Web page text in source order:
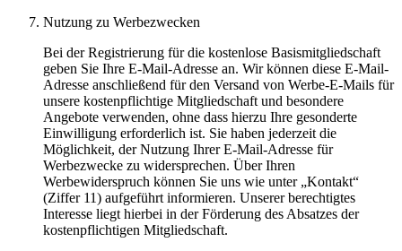
Nutzung zu Werbezwecken
Bei der Registrierung für die kostenlose Basismitgliedschaft
geben Sie Ihre E-Mail-Adresse an. Wir können diese E-Mail-
Adresse anschließend für den Versand von Werbe-E-Mails für
unsere kostenpflichtige Mitgliedschaft und besondere
Angebote verwenden, ohne dass hierzu Ihre gesonderte
Einwilligung erforderlich ist. Sie haben jederzeit die
Möglichkeit, der Nutzung Ihrer E-Mail-Adresse für
Werbezwecke zu widersprechen. Über Ihren
Werbewiderspruch können Sie uns wie unter „Kontakt“
(Ziffer 11) aufgeführt informieren. Unserer berechtigtes
Interesse liegt hierbei in der Förderung des Absatzes der
kostenpflichtigen Mitgliedschaft.